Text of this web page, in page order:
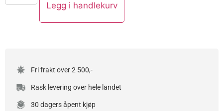
Legg i handlekurv
Fri frakt over 2 500,-
Rask levering over hele landet
30 dagers åpent kjøp